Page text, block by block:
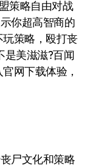
策略自由对战
你超高智商的
策略，殴打丧
是美滋滋?百闻
网下载体验，
尸文化和策略